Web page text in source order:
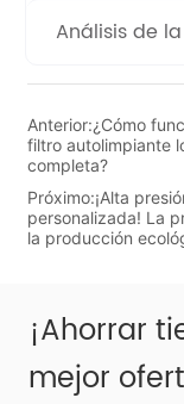
Análisis de
Anterior:¿Cómo
filtro autolimpiante
completa?
Próximo:¡Alta
personalizada! La
la producción
¡Ahorrar
mejor